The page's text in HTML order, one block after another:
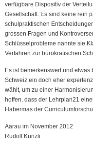
verfügbare Dispositiv der
Gesellschaft. Es sind keine rein
schulpraktischen
grossen Fragen und
Schlüsselprobleme nannte sie
Verfahren zur bürokratischen
Es ist bemerkenswert und
Schweiz ein doch eher
wählt, um zu einer
hoffen, dass der Lehrplan21
Habermas der
Aarau im November 2012
Rudolf Künzli